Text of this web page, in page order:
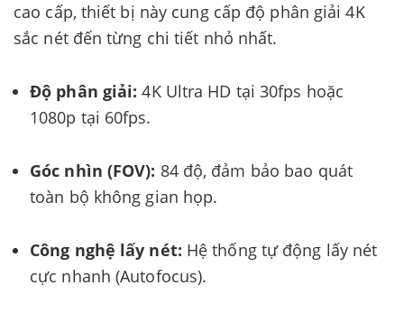
cao cấp, thiết bị này cung cấp độ phân giải 4K
sắc nét đến từng chi tiết nhỏ nhất.
Độ phân giải: 4K Ultra HD tại 30fps hoặc
1080p tại 60fps.
Góc nhìn (FOV): 84 độ, đảm bảo bao quát
toàn bộ không gian họp.
Công nghệ lấy nét: Hệ thống tự động lấy nét
cực nhanh (Autofocus).